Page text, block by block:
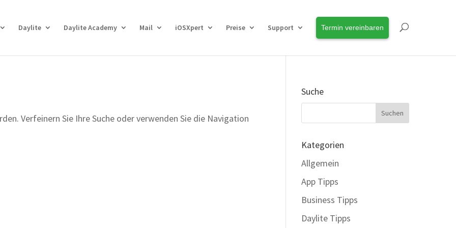
Daylite Daylite Academy Mail iOSXpert Preise Support Termin vereinbaren
Verfeinern Sie Ihre Suche oder verwenden Sie die Navigation
Suche
Kategorien
Allgemein
App Tipps
Business Tipps
Daylite Tipps